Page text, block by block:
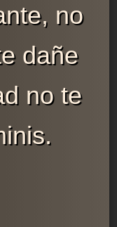
no
dañe
no te